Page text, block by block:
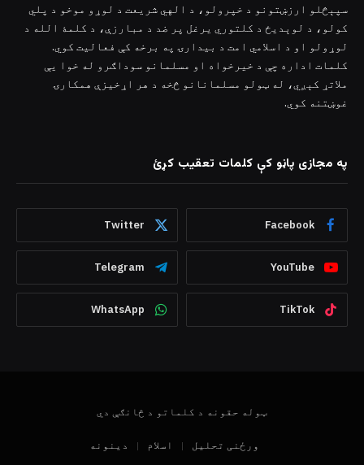
سپېڅلو ارزښتونو د خپرولو، د الهي شریعت د لوړو موخو د پلي
کولو، د لوېدیځ د کلتوري یرغل پر ضد د مبارزې، د کلمۀ الله د
لوړولو او د اسلامي امت د بیدارۍ په برخه کې فعالیت کوي.
کلمات اداره چې د خیرخواه او مسلمانو سوداګرو له خوا یې
ملاتړ کېږي، له ټولو مسلمانانو څخه د هر اړخیزې همکارۍ
غوښتنه کوي.
په مجازی پاڼو کې کلمات تعقیب کړئ
Facebook
Twitter
YouTube
Telegram
TikTok
WhatsApp
ټوله حقونه د کلماتو د څانګې دي
ورځنی تحلیل اسلام دینونه